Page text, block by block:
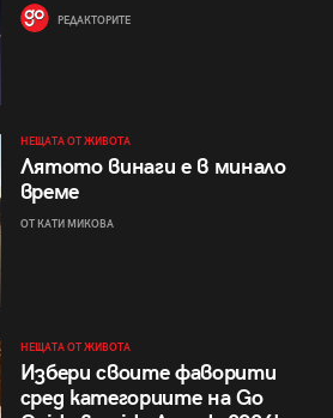
РЕДАКТОРИТЕ
НЕЩАТА ОТ ЖИВОТА
Лятото винаги е в минало
време
ОТ КАТИ МИКОВА
НЕЩАТА ОТ ЖИВОТА
Избери своите фаворити
сред категориите на Go